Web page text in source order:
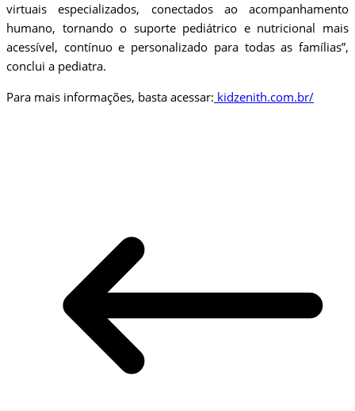
virtuais especializados, conectados ao acompanhamento
humano, tornando o suporte pediátrico e nutricional mais
acessível, contínuo e personalizado para todas as famílias”,
conclui a pediatra.
Para mais informações, basta acessar: kidzenith.com.br/